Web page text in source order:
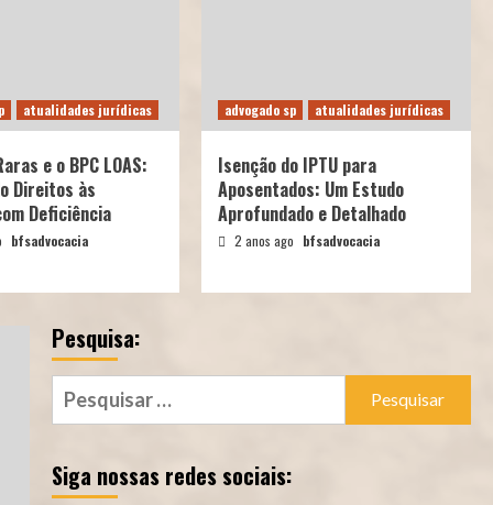
1
Caixa e INSS devem
indenizar aposentada
recebimento de benefício
previdenciário
Direito Previdenciário
Existência de casamento
Direito Previdenciário
Motorista que contribuiu
ao INSS por 35 anos tem
advogado sp
atualidades jurídicas
e o BPC LOAS:
Direitos às
Deficiência
bfsadvocacia
advogado sp atualidades jurídicas
Isenção do IPTU para
Aposentados: Um Estudo
Aprofundado e Detalhado
2 anos ago bfsadvocacia
Pesquisa:
Pesquisar
por:
Siga nossas redes sociais: